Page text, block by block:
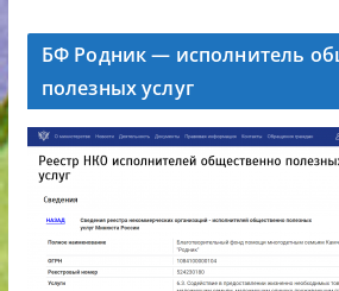
БФ Родник — исполнитель
полезных услуг